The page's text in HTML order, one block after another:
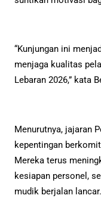
“Kunjungan ini
menjaga kualitas
Lebaran 2026,” kata
Menurutnya, jajaran
kepentingan
Mereka terus
kesiapan personel,
mudik berjalan lancar.